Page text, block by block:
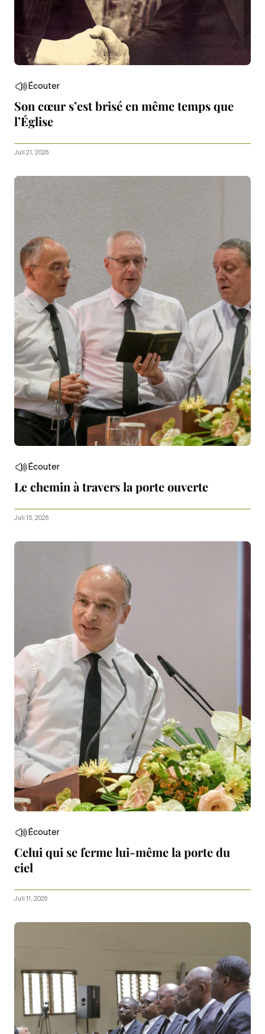
Écouter
Son cœur s’est brisé en même temps que
l’Église
Juli 21, 2026
Écouter
Le chemin à travers la porte ouverte
Juli 15, 2026
Écouter
Celui qui se ferme lui-même la porte du
ciel
Juli 11, 2026